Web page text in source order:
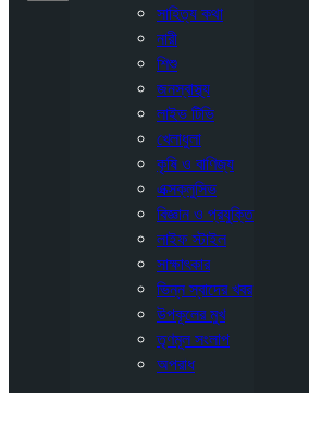
সাহিত্য কথা
নারী
শিশু
জনস্বাস্থ্য
লাইভ টিভি
খেলাধুলা
কৃষি ও বাণিজ্য
এক্সক্লুসিভ
বিজ্ঞান ও প্রযুক্তি
লাইফ স্টাইল
সাক্ষাৎকার
ভিন্ন স্বাদের খবর
উপকূলের মুখ
তৃণমূল সংলাপ
অপরাধ